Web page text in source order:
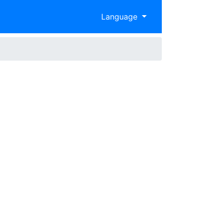
Language